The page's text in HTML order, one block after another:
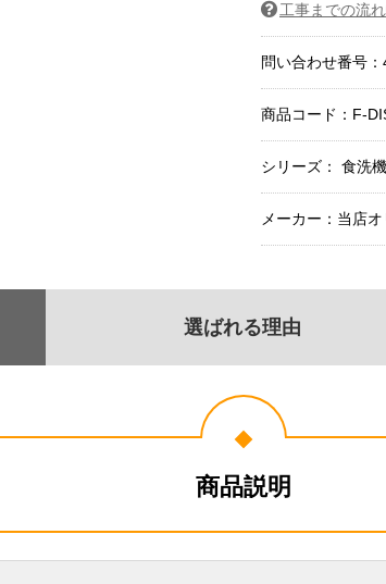
工事までの流れ
問い合わせ番号
商品コード： F-
シリーズ： 食洗
メーカー：当店
選ばれる理由
商品説明